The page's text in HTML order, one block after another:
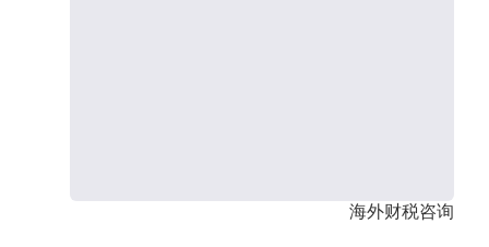
海外财税咨询